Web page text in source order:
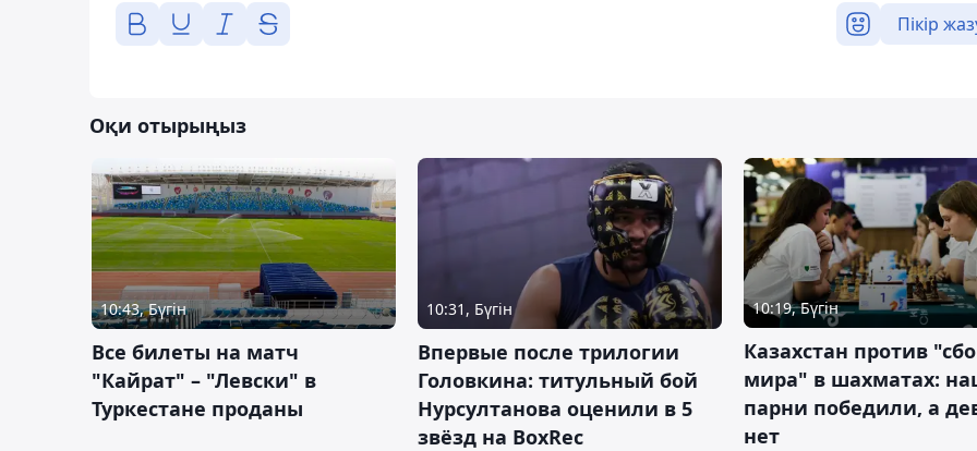
Пікір
Оқи отырыңыз
10:43, Бүгін
Все билеты на матч
"Кайрат" – "Левски" в
Туркестане проданы
10:31, Бүгін
Впервые после трилогии
Головкина: титульный бой
Нурсултанова оценили в 5
звёзд на BoxRec
10:19, Бүгін
Казахстан против
мира" в шахматах:
парни победили, а
нет